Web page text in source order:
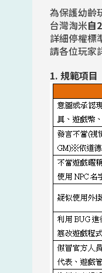
為保護幼齡
台灣淘米自
詳細停權標
請各位玩家
1. 規範項目